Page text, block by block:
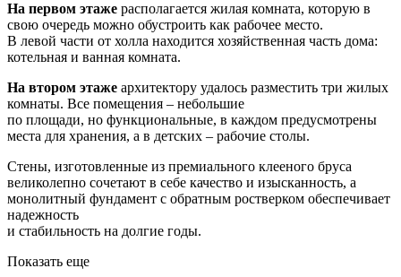
На первом этаже располагается жилая комната, которую в
свою очередь можно обустроить как рабочее место.
В левой части от холла находится хозяйственная часть дома:
котельная и ванная комната.
На втором этаже архитектору удалось разместить три жилых
комнаты. Все помещения – небольшие
по площади, но функциональные, в каждом предусмотрены
места для хранения, а в детских – рабочие столы.
Стены, изготовленные из премиального клееного бруса
великолепно сочетают в себе качество и изысканность, а
монолитный фундамент с обратным ростверком обеспечивает
надежность
и стабильность на долгие годы.
Показать еще